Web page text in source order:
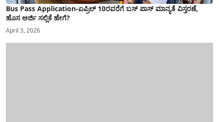
Bus Pass Application-ಏಪ್ರಿಲ್ 10ರವರೆಗೆ ಬಸ್ ಪಾಸ್ ಮಾನ್ಯತೆ ವಿಸ್ತರಣೆ,
ಹೊಸ ಅರ್ಜಿ ಸಲ್ಲಿಕೆ ಹೇಗೆ?
April 3, 2026